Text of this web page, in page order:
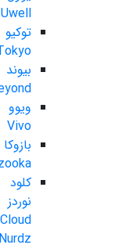
Uwell
توکیو
بیوند
ویوو
Vivo
بازوکا
کلود
نوردز
Cloud
Nurdz